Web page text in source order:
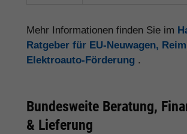
Mehr Informationen finden Sie im
Ratgeber für EU-Neuwagen,
Elektroauto-Förderung .
Bundesweite Beratung,
& Lieferung